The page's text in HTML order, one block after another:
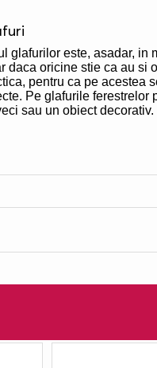
glafurilor este, asadar, in
daca oricine stie ca au si
pentru ca pe acestea
Pe glafurile ferestrelor
sau un obiect decorativ.